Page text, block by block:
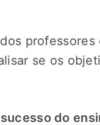
professores
se os
do